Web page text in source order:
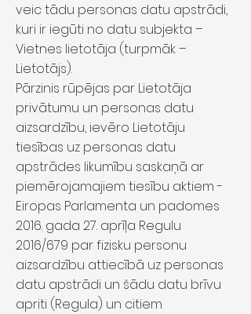
veic tādu personas datu apstrādi,
kuri ir iegūti no datu subjekta –
Vietnes lietotāja (turpmāk –
Lietotājs).
Pārzinis rūpējas par Lietotāja
privātumu un personas datu
aizsardzību, ievēro Lietotāju
tiesības uz personas datu
apstrādes likumību saskaņā ar
piemērojamajiem tiesību aktiem -
Eiropas Parlamenta un padomes
2016. gada 27. aprīļa Regulu
2016/679 par fizisku personu
aizsardzību attiecībā uz personas
datu apstrādi un šādu datu brīvu
apriti (Regula) un citiem